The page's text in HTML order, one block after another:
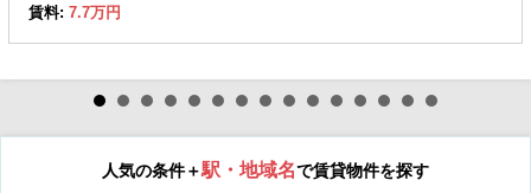
賃料: 7.7万円
人気の条件＋駅・地域名で賃貸物件を探す